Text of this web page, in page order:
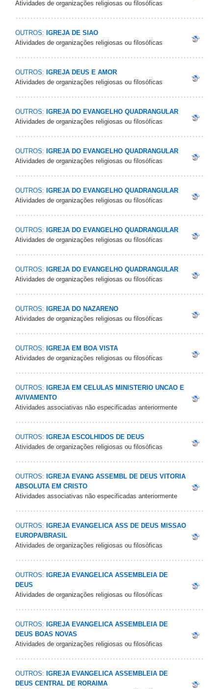
Atividades de organizações religiosas ou filosóficas
OUTROS: IGREJA DE SIAO
Atividades de organizações religiosas ou filosóficas
OUTROS: IGREJA DEUS E AMOR
Atividades de organizações religiosas ou filosóficas
OUTROS: IGREJA DO EVANGELHO QUADRANGULAR
Atividades de organizações religiosas ou filosóficas
OUTROS: IGREJA DO EVANGELHO QUADRANGULAR
Atividades de organizações religiosas ou filosóficas
OUTROS: IGREJA DO EVANGELHO QUADRANGULAR
Atividades de organizações religiosas ou filosóficas
OUTROS: IGREJA DO EVANGELHO QUADRANGULAR
Atividades de organizações religiosas ou filosóficas
OUTROS: IGREJA DO EVANGELHO QUADRANGULAR
Atividades de organizações religiosas ou filosóficas
OUTROS: IGREJA DO NAZARENO
Atividades de organizações religiosas ou filosóficas
OUTROS: IGREJA EM BOA VISTA
Atividades de organizações religiosas ou filosóficas
OUTROS: IGREJA EM CELULAS MINISTERIO UNCAO E
AVIVAMENTO
Atividades associativas não especificadas anteriormente
OUTROS: IGREJA ESCOLHIDOS DE DEUS
Atividades de organizações religiosas ou filosóficas
OUTROS: IGREJA EVANG ASSEMBL DE DEUS VITORIA
ABSOLUTA EM CRISTO
Atividades associativas não especificadas anteriormente
OUTROS: IGREJA EVANGELICA ASS DE DEUS MISSAO
EUROPA/BRASIL
Atividades de organizações religiosas ou filosóficas
OUTROS: IGREJA EVANGELICA ASSEMBLEIA DE
DEUS
Atividades de organizações religiosas ou filosóficas
OUTROS: IGREJA EVANGELICA ASSEMBLEIA DE
DEUS BOAS NOVAS
Atividades de organizações religiosas ou filosóficas
OUTROS: IGREJA EVANGELICA ASSEMBLEIA DE
DEUS CENTRAL DE RORAIMA